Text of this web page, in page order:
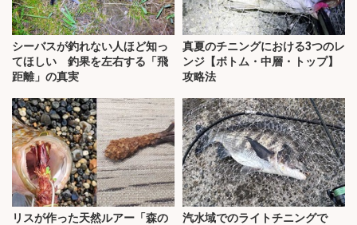
シーバスが釣れない人ほど知っ
てほしい 釣果を左右する「飛
距離」の真実
真夏のチニングにおける3つのレ
ンジ【ボトム・中層・トップ】
攻略法
リスが作った天然ルアー「森の
汽水域でのライトチニングで